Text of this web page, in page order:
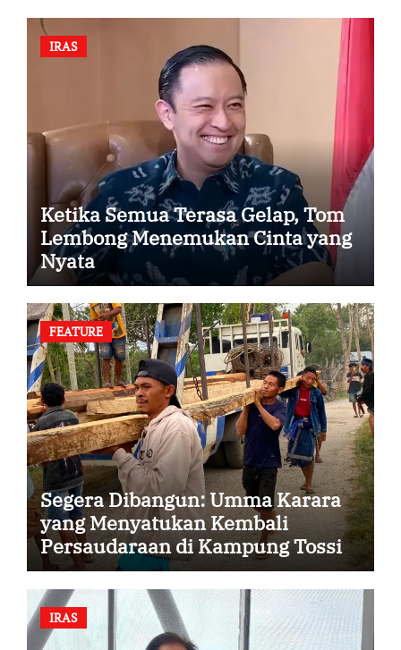
IRAS
Ketika Semua Terasa Gelap, Tom
Lembong Menemukan Cinta yang
Nyata
FEATURE
Segera Dibangun: Umma Karara
yang Menyatukan Kembali
Persaudaraan di Kampung Tossi
IRAS